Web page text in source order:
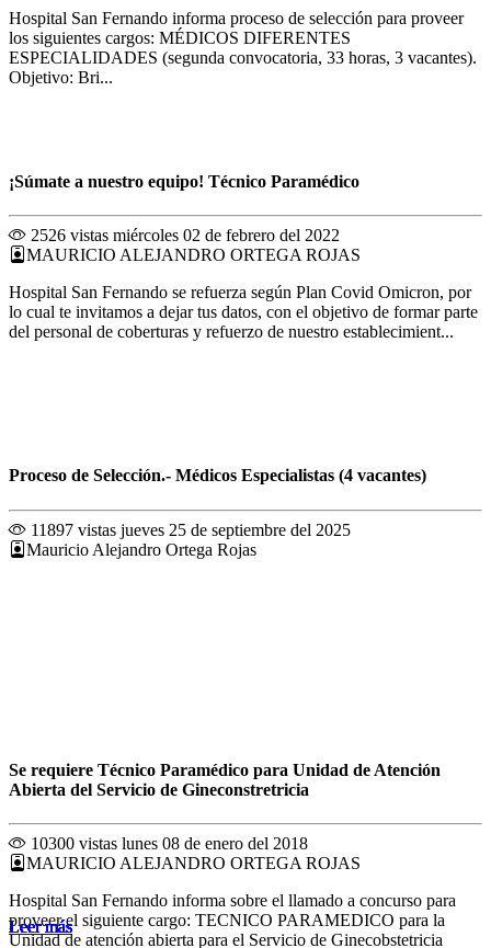
Leer más
Leer más
Leer más
Leer más
Leer más
Leer más
Leer más
Leer más
Hospital San Fernando informa proceso de selección para proveer
los siguientes cargos: MÉDICOS DIFERENTES
ESPECIALIDADES (segunda convocatoria, 33 horas, 3 vacantes).
Objetivo: Bri...
Leer más
¡Súmate a nuestro equipo! Técnico Paramédico
2526 vistas miércoles 02 de febrero del 2022
MAURICIO ALEJANDRO ORTEGA ROJAS
Hospital San Fernando se refuerza según Plan Covid Omicron, por
lo cual te invitamos a dejar tus datos, con el objetivo de formar parte
del personal de coberturas y refuerzo de nuestro establecimient...
Leer más
Proceso de Selección.- Médicos Especialistas (4 vacantes)
11897 vistas jueves 25 de septiembre del 2025
Mauricio Alejandro Ortega Rojas
Leer más
Se requiere Técnico Paramédico para Unidad de Atención
Abierta del Servicio de Gineconstretricia
10300 vistas lunes 08 de enero del 2018
MAURICIO ALEJANDRO ORTEGA ROJAS
Hospital San Fernando informa sobre el llamado a concurso para
proveer el siguiente cargo: TECNICO PARAMEDICO para la
Unidad de atención abierta para el Servicio de Ginecobstetricia
Leer más